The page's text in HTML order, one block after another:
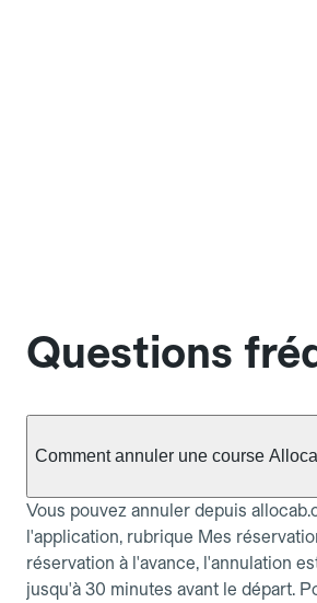
Questions
Comment annuler une course
Vous pouvez annuler depuis
l'application, rubrique Mes
réservation à l'avance, l'annulation
jusqu'à 30 minutes avant le départ.